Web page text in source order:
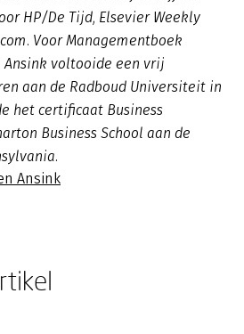
HP/De Tijd, Elsevier Weekly
Voor Managementboek
voltooide een vrij
aan de Radboud Universiteit in
het certificaat Business
Business School aan de
Ansink